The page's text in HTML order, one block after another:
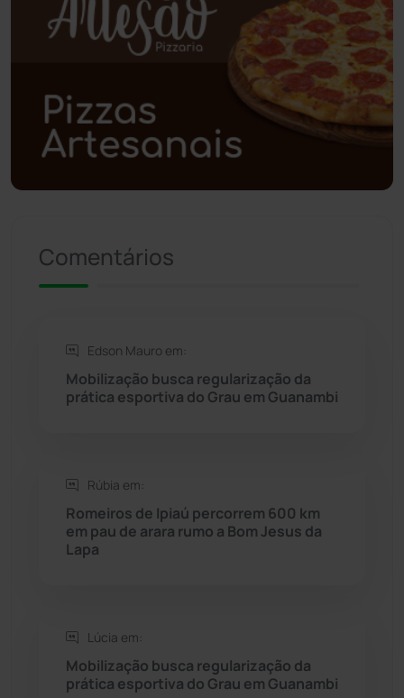
Polícia Civil (55)
Polícia Militar (27)
Política (03)
Presidente Jânio Qu... (125)
Rio de Contas
Rio do Pires (97)
Seabra
Sebastião Laranjeiras
Sudoeste Baiano
Tanhaçu (425)
Comentários
Edson Mauro em:
Mobilização busca regularização da
prática esportiva do Grau em Guanambi
Rúbia em:
Romeiros de Ipiaú percorrem 600 km
em pau de arara rumo a Bom Jesus da
Lapa
Lúcia em:
Mobilização busca regularização da
prática esportiva do Grau em Guanambi